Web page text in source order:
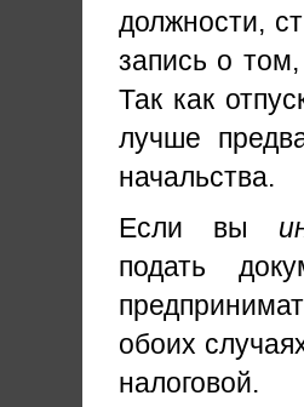
должности,
запись о
Так как
лучше
начальства.
Если вы
подать
обоих
налоговой.